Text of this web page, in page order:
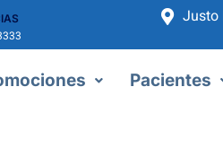
Justo
Pacientes